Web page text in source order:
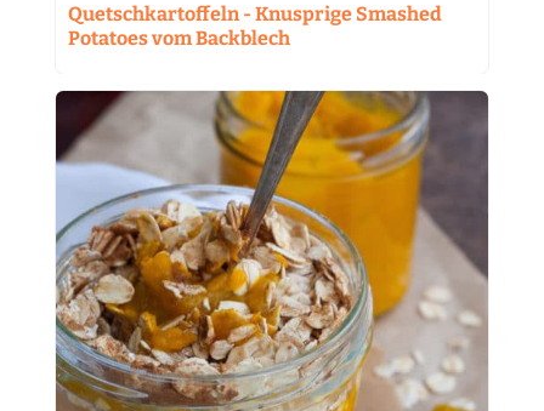
Quetschkartoffeln - Knusprige Smashed
Potatoes vom Backblech